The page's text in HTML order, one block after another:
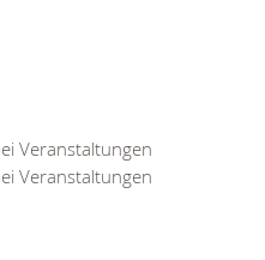
Veranstaltungen
Veranstaltungen